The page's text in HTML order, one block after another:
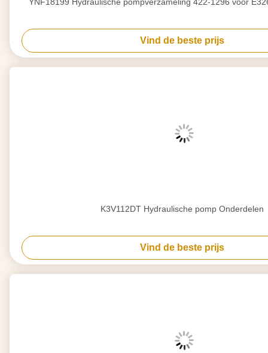
Vind de beste prijs
K3V112DT Hydraulische pomp Onderdelen
Vind de beste prijs